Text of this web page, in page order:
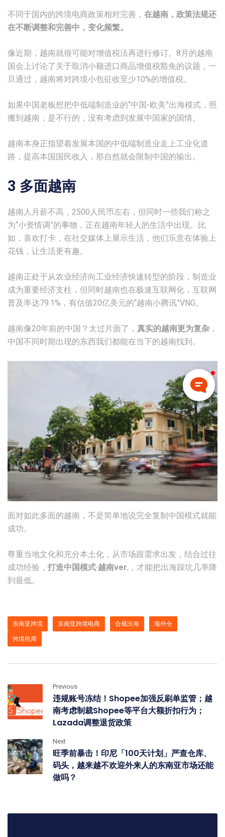
不同于国内的跨境电商政策相对完善， 在越南，政策法规还
在不断调整和完善中，变化频繁。
像近期，越南就很可能对增值税法再进行修订。8月的越南
国会上讨论了关于取消小额进口商品增值税豁免的议题，一
旦通过，越南将对跨境小包征收至少10%的增值税。
如果中国老板想把中低端制造业的“中国-欧美”出海模式，照
搬到越南，是不行的，没有考虑到发展中国家的国情。
越南本身正指望着发展本国的中低端制造业走上工业化道
路，提高本国国民收入，那自然就会限制中国的输出。
3 多面越南
越南人月薪不高，2500人民币左右，但同时一些我们称之
为“小资情调”的事物，正在越南年轻人的生活中出现。比
如，喜欢打卡，在社交媒体上展示生活，他们乐意在体验上
花钱，让生活更有趣。
越南正处于从农业经济向工业经济快速转型的阶段，制造业
成为重要经济支柱，但同时越南也在极速互联网化，互联网
普及率达79.1%，有估值20亿美元的“越南小腾讯”VNG。
越南像20年前的中国？太过片面了， 真实的越南更为复杂 ，
中国不同时期出现的东西我们都能在当下的越南找到。
面对如此多面的越南，不是简单地说完全复制中国模式就能
成功。
尊重当地文化和充分本土化，从市场跟需求出发，结合过往
成功经验， 打造中国模式·越南ver. ，才能把出海踩坑几率降
到最低。
东南亚跨境 东南亚跨境电商 合规出海 海外仓
跨境电商
Previous
违规账号冻结！Shopee加强反刷单监管；越
南考虑制裁Shopee等平台大额折扣行为；
Lazada调整退货政策
Next
旺季前暴击！印尼「100天计划」严查仓库、
码头，越来越不欢迎外来人的东南亚市场还能
做吗？